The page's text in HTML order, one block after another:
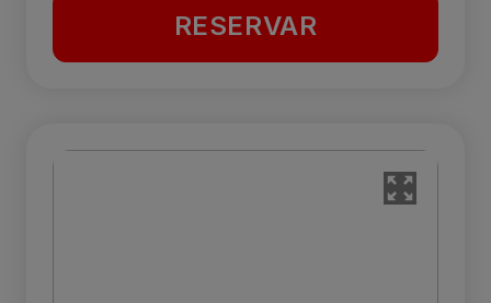
RESERVAR